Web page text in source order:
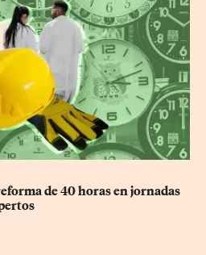
de 40 horas en jornadas